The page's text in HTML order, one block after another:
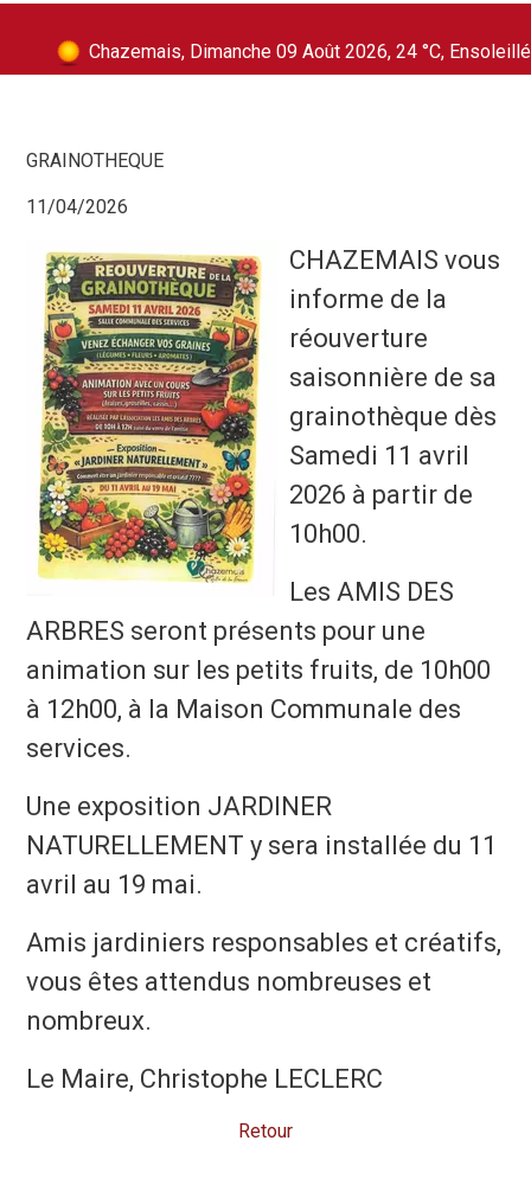
Chazemais, Dimanche 09 Août 2026, 24 °C, Ensoleillé
GRAINOTHEQUE
11/04/2026
CHAZEMAIS vous
informe de la
réouverture
saisonnière de sa
grainothèque dès
Samedi 11 avril
2026 à partir de
10h00.
Les AMIS DES
ARBRES seront présents pour une
animation sur les petits fruits, de 10h00
à 12h00, à la Maison Communale des
services.
Une exposition JARDINER
NATURELLEMENT y sera installée du 11
avril au 19 mai.
Amis jardiniers responsables et créatifs,
vous êtes attendus nombreuses et
nombreux.
Le Maire, Christophe LECLERC
Retour